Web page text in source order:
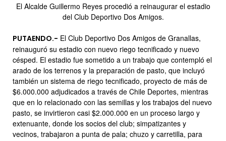
El Alcalde Guillermo Reyes procedió a reinaugurar el estadio
del Club Deportivo Dos Amigos.
PUTAENDO.- El Club Deportivo Dos Amigos de Granallas,
reinauguró su estadio con nuevo riego tecnificado y nuevo
césped. El estadio fue sometido a un trabajo que contempló el
arado de los terrenos y la preparación de pasto, que incluyó
también un sistema de riego tecnificado, proyecto de más de
$6.000.000 adjudicados a través de Chile Deportes, mientras
que en lo relacionado con las semillas y los trabajos del nuevo
pasto, se invirtieron casi $2.000.000 en un proceso largo y
extenuante, donde los socios del club; simpatizantes y
vecinos, trabajaron a punta de pala; chuzo y carretilla, para